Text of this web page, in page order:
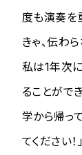
度も演奏を
きゃ、伝わ
私は1年次
ることがで
学から帰っ
てください